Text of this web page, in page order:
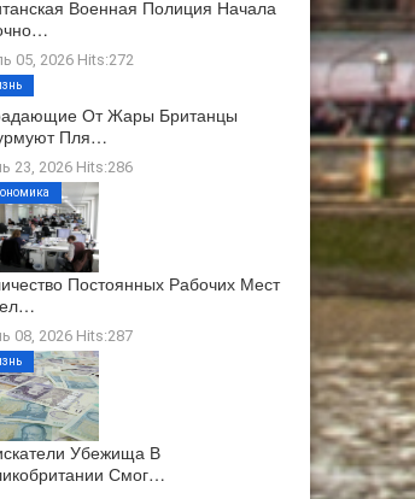
Военная Полиция Начала
05, 2026 Hits:272
От Жары Британцы
Пля…
23, 2026 Hits:286
Постоянных Рабочих Мест
08, 2026 Hits:287
Убежища В
Смог…